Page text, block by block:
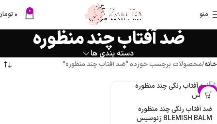
منو 0 ۰
ضد آفتاب چند منظوره
دسته بندی ها
خانه محصولات برچسب خورده “ضد آفتاب چند منظوره”
-5%
ضد آفتاب رنگی چند منظوره
BLEMISH BALM ژنوسیس